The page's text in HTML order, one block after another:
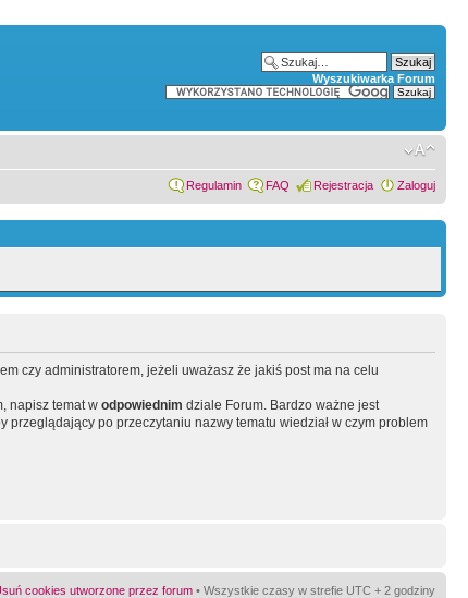
Wyszukiwarka Forum
Regulamin FAQ Rejestracja Zaloguj
czy administratorem, jeżeli uważasz że jakiś post ma na celu
napisz temat w odpowiednim dziale Forum. Bardzo ważne jest
po przeczytaniu nazwy tematu wiedział w czym problem
cookies utworzone przez forum • Wszystkie czasy w strefie UTC + 2 godziny